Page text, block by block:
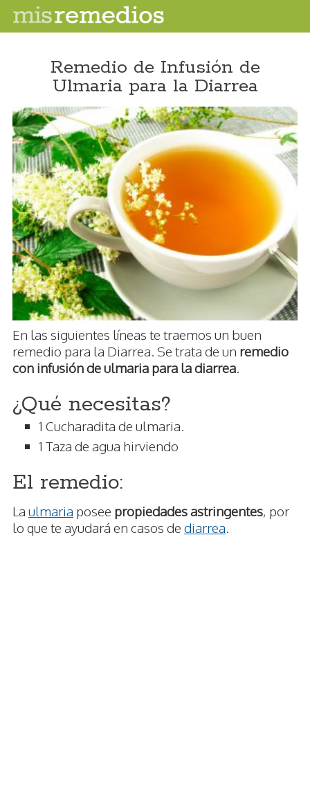
Remedio de Infusión de
Ulmaria para la Diarrea
En las siguientes líneas te traemos un buen
remedio para la Diarrea. Se trata de un remedio
con infusión de ulmaria para la diarrea.
¿Qué necesitas?
1 Cucharadita de ulmaria.
1 Taza de agua hirviendo
El remedio:
La ulmaria posee propiedades astringentes, por
lo que te ayudará en casos de diarrea.